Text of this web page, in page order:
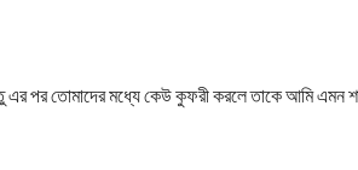
এর পর তোমাদের মধ্যে কেউ কুফরী করলে তাকে আমি এমন